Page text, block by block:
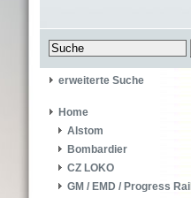
erweiterte Suche
Home
Alstom
Bombardier
CZ LOKO
GM / EMD / Progress Rail